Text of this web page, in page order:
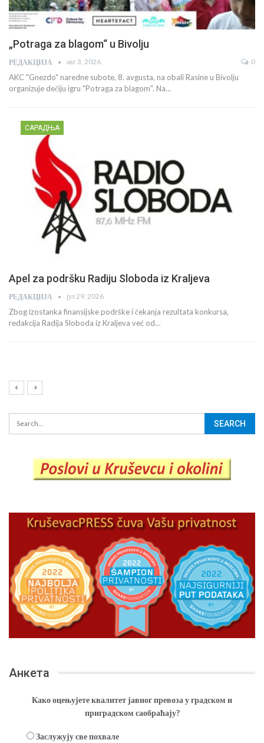
NUNS: Jun – ozbiljne pretnje novinarima i
novinarkama i novi pritisci na medijske…
РЕДАКЦИЈА јул 8, 2026
U junu 2026. godine Nezavisno udruženje novinara Srbije (NUNS)
zabeležilo je ukupno 21 slučaj koji…
Локални новинари на тржишту рада, комисија
поделила паре и новоoснованим порталима
РЕДАКЦИЈА јун 12, 2026
Страховање новинара алексиначких медија, Радио Алексинца, портала
Анкета
Како оцењујете квалитет јавног превоза у градском и
приградском саобраћају?
Заслужују све похвале